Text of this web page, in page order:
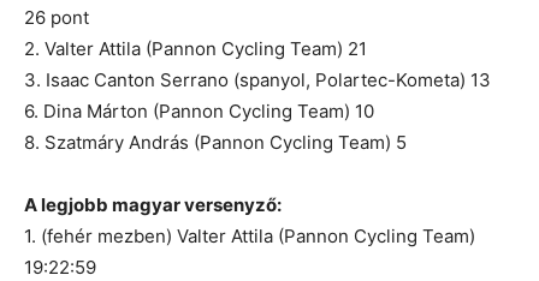
26 pont
2. Valter Attila (Pannon Cycling Team) 21
3. Isaac Canton Serrano (spanyol, Polartec-Kometa) 13
6. Dina Márton (Pannon Cycling Team) 10
8. Szatmáry András (Pannon Cycling Team) 5
A legjobb magyar versenyző:
1. (fehér mezben) Valter Attila (Pannon Cycling Team)
19:22:59